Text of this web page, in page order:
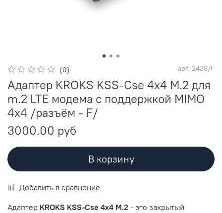
(0) арт. 2438/F
Адаптер KROKS KSS-Cse 4x4 M.2 для
m.2 LTE модема с поддержкой MIMO
4x4 /разъём - F/
3000.00 руб
В корзину
Добавить в сравнение
Адаптер KROKS KSS-Cse 4x4 M.2 - это закрытый